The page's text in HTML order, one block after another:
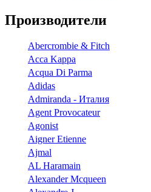
Производители
Abercrombie & Fitch
Acca Kappa
Acqua Di Parma
Adidas
Admiranda - Италия
Agent Provocateur
Agonist
Aigner Etienne
Ajmal
AL Haramain
Alexander Mcqueen